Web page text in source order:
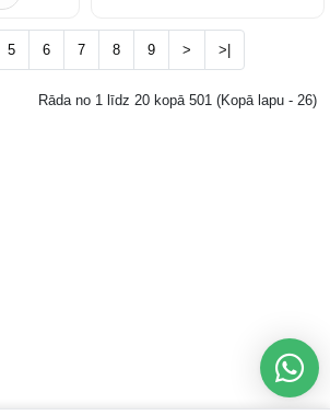
5 6 7 8 9 > >|
Rāda no 1 līdz 20 kopā 501 (Kopā lapu - 26)